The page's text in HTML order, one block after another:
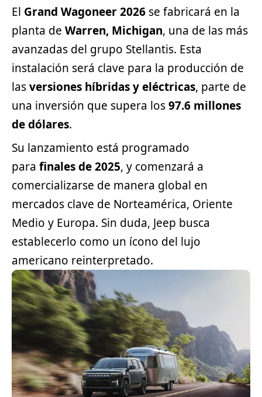
El Grand Wagoneer 2026 se fabricará en la
planta de Warren, Michigan, una de las más
avanzadas del grupo Stellantis. Esta
instalación será clave para la producción de
lasversiones híbridas y eléctricas, parte de
una inversión que supera los97.6 millones
de dólares.
Su lanzamiento está programado
para finales de 2025, y comenzará a
comercializarse de manera global en
mercados clave de Norteamérica, Oriente
Medio y Europa. Sin duda, Jeep busca
establecerlo como un ícono del lujo
americano reinterpretado.